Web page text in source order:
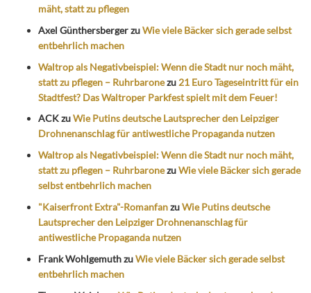
mäht, statt zu pflegen
Axel GünthersbergerzuWie viele Bäcker sich gerade selbst
entbehrlich machen
Waltrop als Negativbeispiel: Wenn die Stadt nur noch mäht,
statt zu pflegen – Ruhrbaronezu 21 Euro Tageseintritt für ein
Stadtfest? Das Waltroper Parkfest spielt mit dem Feuer!
ACKzuWie Putins deutsche Lautsprecher den Leipziger
Drohnenanschlag für antiwestliche Propaganda nutzen
Waltrop als Negativbeispiel: Wenn die Stadt nur noch mäht,
statt zu pflegen – RuhrbaronezuWie viele Bäcker sich gerade
selbst entbehrlich machen
"Kaiserfront Extra"-RomanfanzuWie Putins deutsche
Lautsprecher den Leipziger Drohnenanschlag für
antiwestliche Propaganda nutzen
Frank WohlgemuthzuWie viele Bäcker sich gerade selbst
entbehrlich machen